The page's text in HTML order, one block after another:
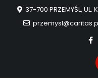
37-700 PRZEMYŚL, UL.